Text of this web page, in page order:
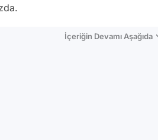
İçeriğin Devamı Aşağıda